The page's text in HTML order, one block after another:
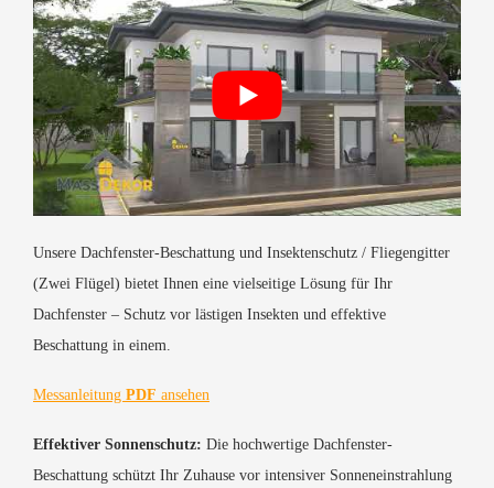
Unsere Dachfenster-Beschattung und Insektenschutz / Fliegengitter
(Zwei Flügel) bietet Ihnen eine vielseitige Lösung für Ihr
Dachfenster – Schutz vor lästigen Insekten und effektive
Beschattung in einem.
Messanleitung PDF ansehen
Effektiver Sonnenschutz: Die hochwertige Dachfenster-
Beschattung schützt Ihr Zuhause vor intensiver Sonneneinstrahlung